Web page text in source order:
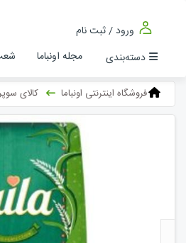
ورود / ثبت نام
دسته‌بندی
مجله اونباما
فروشگاه اینترنتی اونباما کالای